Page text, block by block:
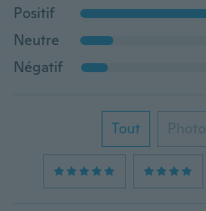
Positif
Neutre
Négatif
Tout Photo